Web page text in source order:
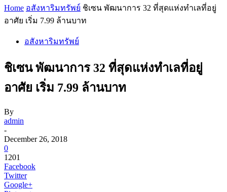
Home อสังหาริมทรัพย์ ชิเซน พัฒนาการ 32 ที่สุดแห่งทำเลที่อยู่
อาศัย เริ่ม 7.99 ล้านบาท
อสังหาริมทรัพย์
ชิเซน พัฒนาการ 32 ที่สุดแห่งทำเลที่อยู่
อาศัย เริ่ม 7.99 ล้านบาท
By
admin
-
December 26, 2018
0
1201
Facebook
Twitter
Google+